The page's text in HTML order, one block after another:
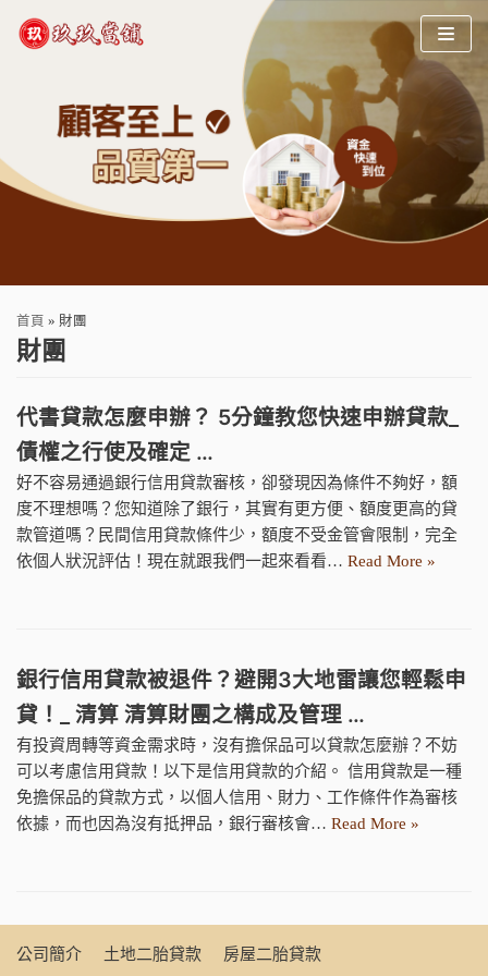
content
首頁 » 財團
財團
代書貸款怎麼申辦？ 5分鐘教您快速申辦貸款_
債權之行使及確定 …
好不容易通過銀行信用貸款審核，卻發現因為條件不夠好，額
度不理想嗎？您知道除了銀行，其實有更方便、額度更高的貸
款管道嗎？民間信用貸款條件少，額度不受金管會限制，完全
依個人狀況評估！現在就跟我們一起來看看… Read More »
銀行信用貸款被退件？避開3大地雷讓您輕鬆申
貸！_ 清算 清算財團之構成及管理 …
有投資周轉等資金需求時，沒有擔保品可以貸款怎麼辦？不妨
可以考慮信用貸款！以下是信用貸款的介紹。 信用貸款是一種
免擔保品的貸款方式，以個人信用、財力、工作條件作為審核
依據，而也因為沒有抵押品，銀行審核會… Read More »
公司簡介 土地二胎貸款 房屋二胎貸款